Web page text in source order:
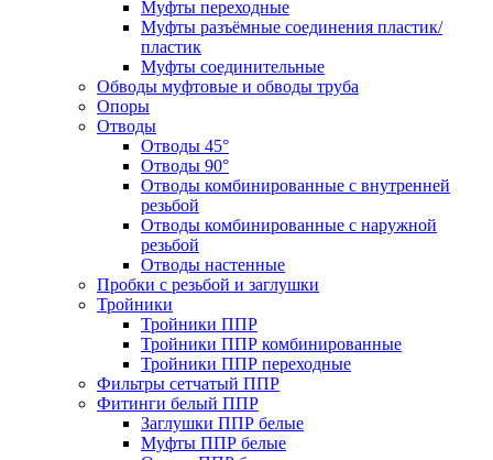
Муфты переходные
Муфты разъёмные соединения пластик/
пластик
Муфты соединительные
Обводы муфтовые и обводы труба
Опоры
Отводы
Отводы 45°
Отводы 90°
Отводы комбинированные с внутренней
резьбой
Отводы комбинированные с наружной
резьбой
Отводы настенные
Пробки с резьбой и заглушки
Тройники
Тройники ППР
Тройники ППР комбинированные
Тройники ППР переходные
Фильтры сетчатый ППР
Фитинги белый ППР
Заглушки ППР белые
Муфты ППР белые